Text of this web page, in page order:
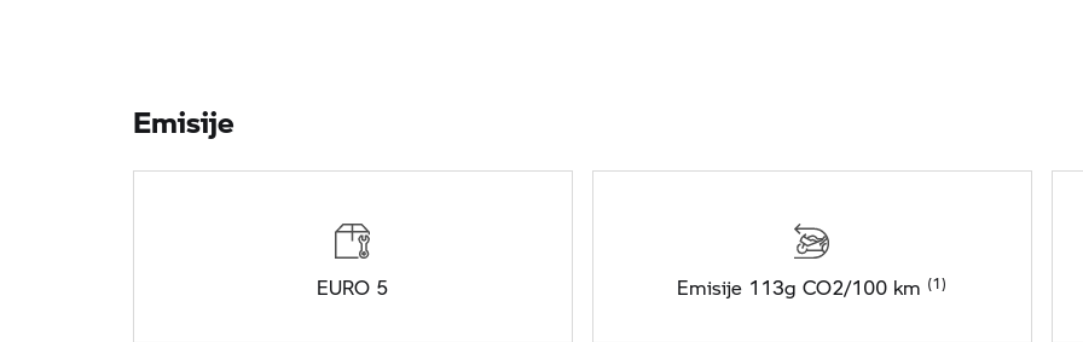
Emisije
EURO 5 Emisije 113g CO2/100 km